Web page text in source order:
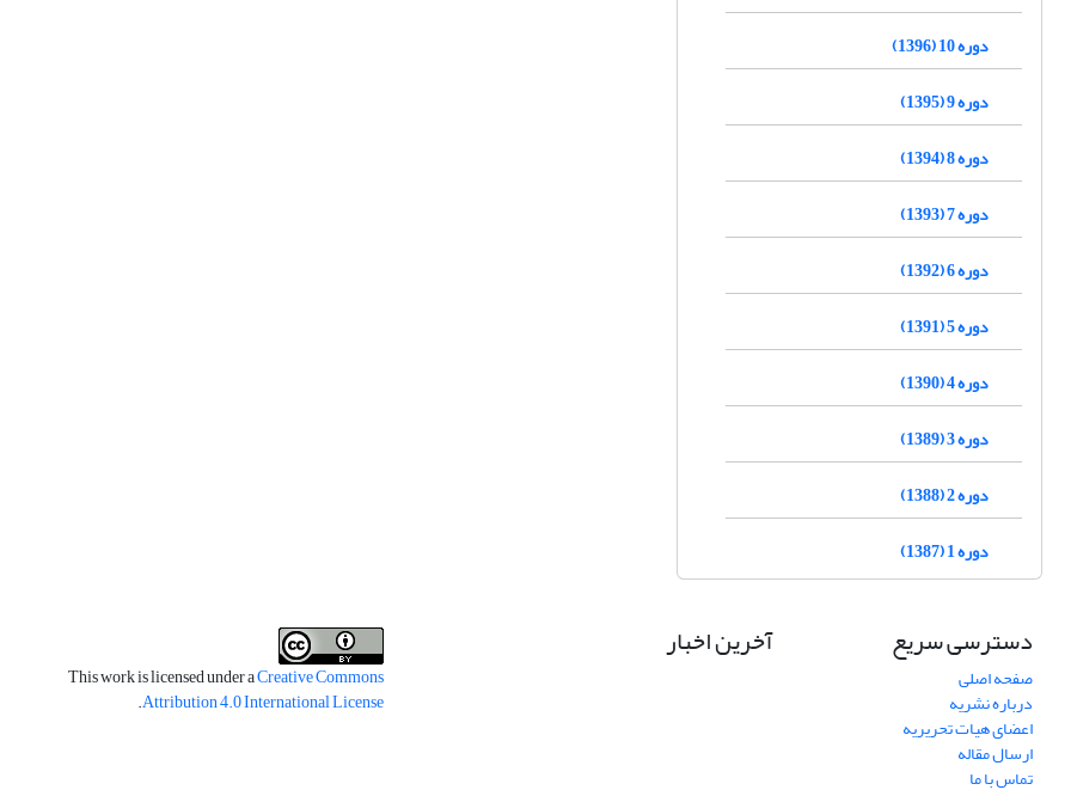
دوره 10 (1396)
دوره 9 (1395)
دوره 8 (1394)
دوره 7 (1393)
دوره 6 (1392)
دوره 5 (1391)
دوره 4 (1390)
دوره 3 (1389)
دوره 2 (1388)
دوره 1 (1387)
دسترسی سریع
صفحه اصلی
درباره نشریه
اعضای هیات تحریریه
ارسال مقاله
تماس با ما
آخرین اخبار
This work is licensed under aCreative Commons
Attribution 4.0 International License
.